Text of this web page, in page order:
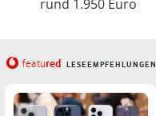
rund 1.950 Euro
featured LESEEMPFEHLUNGEN